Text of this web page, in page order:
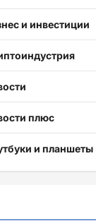
и инвестиции
плюс
и планшеты